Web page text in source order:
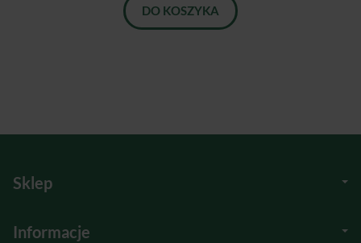
DO KOSZYKA
Sklep
Informacje